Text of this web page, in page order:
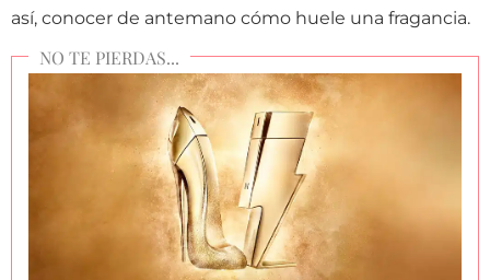
así, conocer de antemano cómo huele una fragancia.